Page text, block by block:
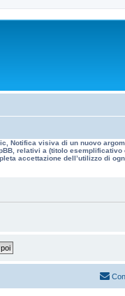
visiva di un nuovo
relativi a (titolo esemplificativo
accettazione dell’utilizzo di